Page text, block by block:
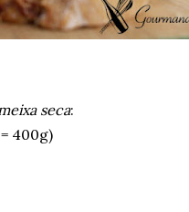
seca:
400g)